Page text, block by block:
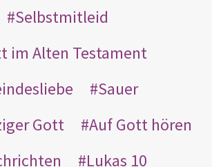
Selbstmitleid
im Alten Testament
Sauer
Gott
Auf Gott hören
Lukas 10